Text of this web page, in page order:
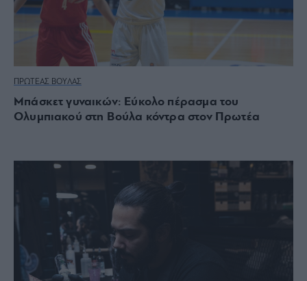
ΠΡΩΤΕΑΣ ΒΟΥΛΑΣ
Μπάσκετ γυναικών: Εύκολο πέρασμα του
Ολυμπιακού στη Βούλα κόντρα στον Πρωτέα